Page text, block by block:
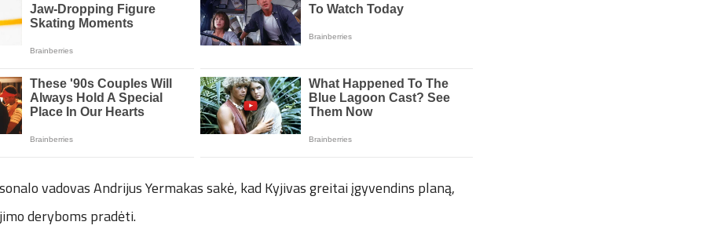
vadovas Andrijus Yermakas sakė, kad Kyjivas greitai įgyvendins planą,
deryboms pradėti.